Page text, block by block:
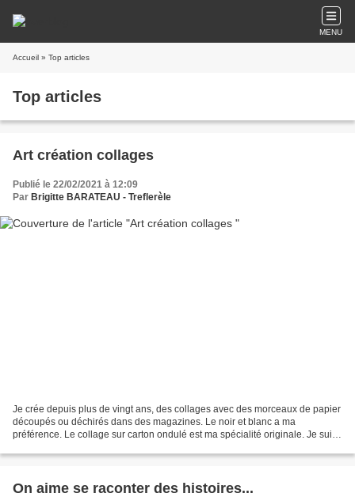
MENU
Accueil » Top articles
Top articles
Art création collages
Publié le 22/02/2021 à 12:09
Par Brigitte BARATEAU - Treflerèle
Je crée depuis plus de vingt ans, des collages avec des morceaux de papier
découpés ou déchirés dans des magazines. Le noir et blanc a ma
préférence. Le collage sur carton ondulé est ma spécialité originale. Je suis
On aime se raconter des histoires...